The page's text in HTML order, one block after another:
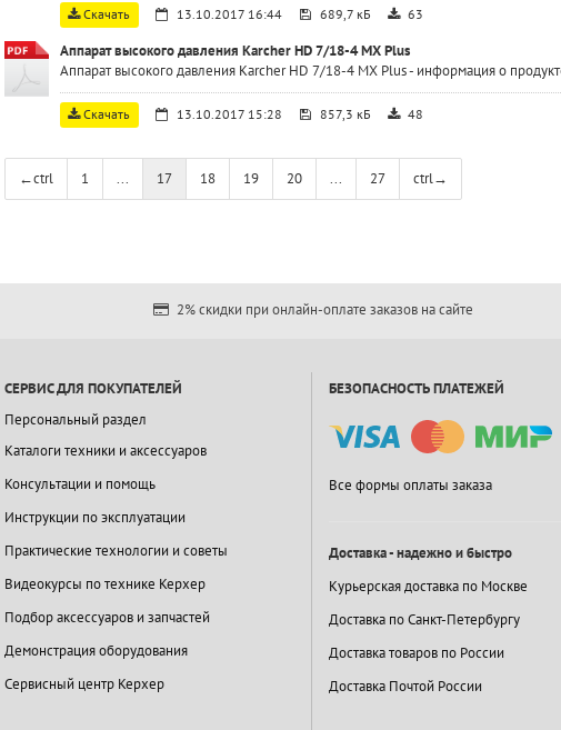
Скачать 13.10.2017 16:44 689,7 кБ 63
Аппарат высокого давления Karcher HD 7/18-4 MX Plus
Аппарат высокого давления Karcher HD 7/18-4 MX Plus - информация о
Скачать 13.10.2017 15:28 857,3 кБ 48
←ctrl 1 ... 17 18 19 20 ... 27 ctrl→
2% скидки при онлайн-оплате заказов на сайте
СЕРВИС ДЛЯ ПОКУПАТЕЛЕЙ
Персональный раздел
Каталоги техники и аксессуаров
Консультации и помощь
Инструкции по эксплуатации
Практические технологии и советы
Видеокурсы по технике Керхер
Подбор аксессуаров и запчастей
Демонстрация оборудования
Сервисный центр Керхер
БЕЗОПАСНОСТЬ ПЛАТЕЖЕЙ
Все формы оплаты заказа
Доставка - надежно и быстро
Курьерская доставка по Москве
Доставка по Санкт-Петербургу
Доставка товаров по России
Доставка Почтой России